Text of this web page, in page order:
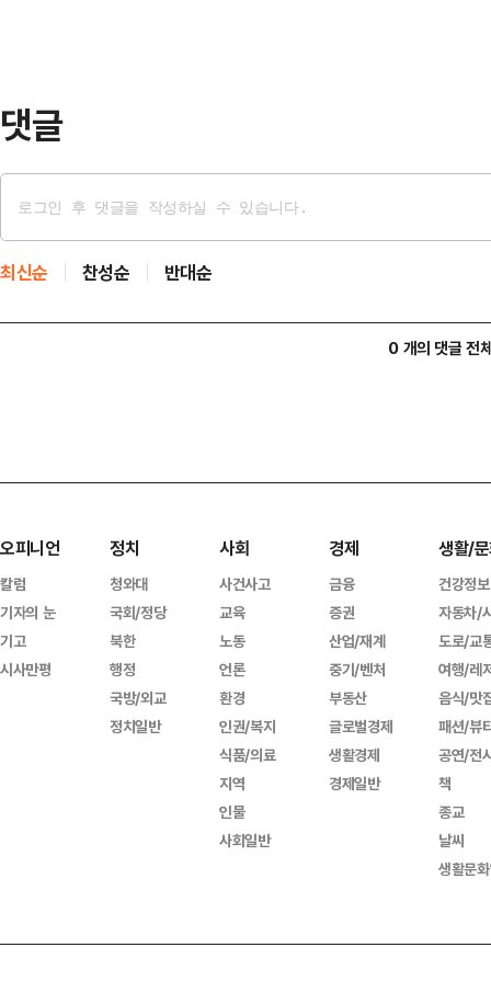
댓글
최신순 찬성순 반대순
0 개의 댓글 전
오피니언
칼럼
기자의 눈
기고
시사만평
정치
청와대
국회/정당
북한
행정
국방/외교
정치일반
사회
사건사고
교육
노동
언론
환경
인권/복지
식품/의료
지역
인물
사회일반
경제
금융
증권
산업/재계
중기/벤처
부동산
글로벌경제
생활경제
경제일반
생활/
건강정보
자동차/
도로/교
여행/레
음식/맛
패션/뷰
공연/전
책
종교
날씨
생활문